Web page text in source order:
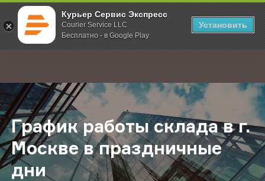
Курьер Сервис Экспресс
Courier Service LLC
Бесплатно - в Google Play
Установить
; Главная О компании Новости График работы склада в г.
График работы склада в г.
Москве в праздничные
дни